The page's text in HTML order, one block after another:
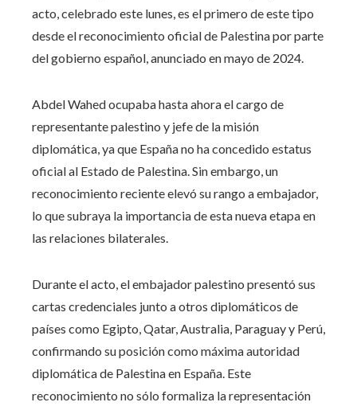
acto, celebrado este lunes, es el primero de este tipo
desde el reconocimiento oficial de Palestina por parte
del gobierno español, anunciado en mayo de 2024.
Abdel Wahed ocupaba hasta ahora el cargo de
representante palestino y jefe de la misión
diplomática, ya que España no ha concedido estatus
oficial al Estado de Palestina. Sin embargo, un
reconocimiento reciente elevó su rango a embajador,
lo que subraya la importancia de esta nueva etapa en
las relaciones bilaterales.
Durante el acto, el embajador palestino presentó sus
cartas credenciales junto a otros diplomáticos de
países como Egipto, Qatar, Australia, Paraguay y Perú,
confirmando su posición como máxima autoridad
diplomática de Palestina en España. Este
reconocimiento no sólo formaliza la representación